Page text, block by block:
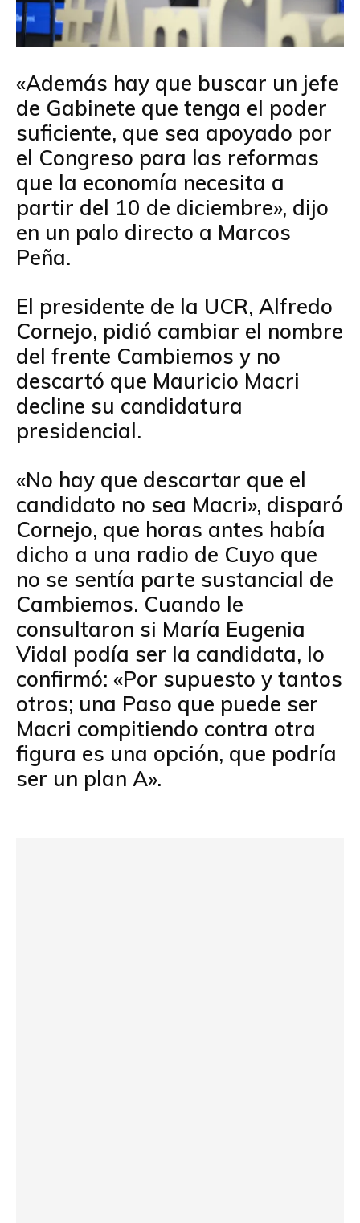
«Además hay que buscar un jefe
de Gabinete que tenga el poder
suficiente, que sea apoyado por
el Congreso para las reformas
que la economía necesita a
partir del 10 de diciembre», dijo
en un palo directo a Marcos
Peña.
El presidente de la UCR, Alfredo
Cornejo, pidió cambiar el nombre
del frente Cambiemos y no
descartó que Mauricio Macri
decline su candidatura
presidencial.
«No hay que descartar que el
candidato no sea Macri», disparó
Cornejo, que horas antes había
dicho a una radio de Cuyo que
no se sentía parte sustancial de
Cambiemos. Cuando le
consultaron si María Eugenia
Vidal podía ser la candidata, lo
confirmó: «Por supuesto y tantos
otros; una Paso que puede ser
Macri compitiendo contra otra
figura es una opción, que podría
ser un plan A».